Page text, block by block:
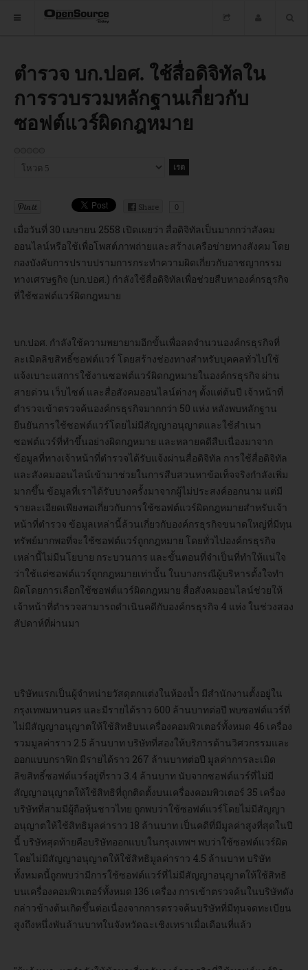
ซอฟต์แวร์
ข่าว
HOME
ซอฟต์แวร์
อบรม
DOWNLOAD
ตำรวจ บก.ปอศ. ใช้สื่อดิจิทัลใน
การรวบรวมหลักฐานเกี่ยวกับ
ซอฟต์แวร์ผิดกฎหมาย
กรุณา
Share
0
เมื่อวันที่ 30 เมษายน 2558 เปิดเผยว่า สื่อดิจิทัลเป็นมากกว่าสังคม
ออนไลน์หรือใช้เพื่อโพสต์ภาพถ่ายและสร้างเครือข่ายทางสังคม โดย
กองบังคับการปราบปรามการกระทำความผิดเกี่ยวกับอาชญากรรม
ทางเศรษฐกิจ (บก.ปอศ.) กำลังใช้สื่อดิจิทัลเพื่อช่วยสืบหาองค์กรธุรกิจ
ที่ใช้ซอฟต์แวร์ผิดกฎหมาย
บก.ปอศ. กำลังใช้ความพยายามอีกขั้นเพื่อลดจำนวนองค์กรธุรกิจที่
ละเมิดลิขสิทธิ์ซอฟต์แวร์ โดยสร้างช่องทางสำหรับบุคคลทั่วไปใช้
แจ้งเบาะแสการใช้งานซอฟต์แวร์ผิดกฎหมายในองค์กรธุรกิจ ผ่าน
สายด่วน เว็บไซต์ และสื่อสังคมออนไลน์ต่างๆ ตั้งแต่ต้นปี เจ้าหน้าที่
ตำรวจเข้าตรวจค้นองค์กรธุรกิจมากกว่า 50 แห่ง หลังพบหลักฐาน
ยืนยันการใช้ซอฟต์แวร์โดยไม่มีสัญญาอนุญาตและใช้สำเนา
ซอฟต์แวร์ที่ทำขึ้นอย่างผิดกฎหมาย และหลายคดีสืบเนื่องมาจาก
ข้อมูลที่ทางเจ้าหน้าที่ตำรวจได้รับแจ้งผ่านสื่อดิจิทัล การใช้สื่อดิจิทัล
และสังคมออนไลน์เข้ามาช่วยในการสืบสวนหาข้อเท็จจริงกำลังเพิ่ม
มากขึ้น ข้อมูลที่เราได้รับบางครั้งมาจากผู้ไม่ประสงค์ออกนาม แต่มี
รายละเอียดเพียงพอเกี่ยวกับการใช้ซอฟต์แวร์ผิดกฎหมายสำหรับเจ้า
หน้าที่ตำรวจ ข้อมูลเหล่านี้ล้วนเกี่ยวกับองค์กรธุรกิจขนาดใหญ่ที่มีทุน
ทรัพย์มากพอที่จะใช้ซอฟต์แวร์ถูกกฎหมาย โดยทั่วไปองค์กรธุรกิจ
เหล่านี้ไม่มีนโยบาย กระบวนการ และขั้นตอนที่จำเป็นที่ทำให้แน่ใจ
ว่าใช้แต่ซอฟต์แวร์ถูกกฎหมายเท่านั้น ในบางกรณีผู้บริหารตั้งใจทำ
ผิดโดยการเลือกใช้ซอฟต์แวร์ผิดกฎหมาย สื่อสังคมออนไลน์ช่วยให้
เจ้าหน้าที่ตำรวจสามารถดำเนินคดีกับองค์กรธุรกิจ 4 แห่ง ในช่วงสอง
สัปดาห์ที่ผ่านมา
บริษัทแรกเป็นผู้จำหน่ายวัสดุตกแต่งในห้องน้ำ มีสำนักงานตั้งอยู่ใน
กรุงเทพมหานคร และมีรายได้ราว 600 ล้านบาทต่อปี พบซอฟต์แวร์ที่
ไม่มีสัญญาอนุญาตให้ใช้สิทธิบนเครื่องคอมพิวเตอร์ทั้งหมด 46 เครื่อง
รวมมูลค่าราว 2.5 ล้านบาท บริษัทที่สองให้บริการด้านวิศวกรรมและ
ออกแบบกราฟิก มีรายได้ราว 267 ล้านบาทต่อปี มูลค่าการละเมิด
ลิขสิทธิ์ซอฟต์แวร์อยู่ที่ราว 3.4 ล้านบาท นับจากซอฟต์แวร์ที่ไม่มี
สัญญาอนุญาตให้ใช้สิทธิที่ถูกติดตั้งบนเครื่องคอมพิวเตอร์ 35 เครื่อง
บริษัทที่สามมีผู้ถือหุ้นชาวไทย ถูกพบว่าใช้ซอฟต์แวร์โดยไม่มีสัญญา
อนุญาตให้ใช้สิทธิมูลค่าราว 18 ล้านบาท เป็นคดีที่มีมูลค่าสูงที่สุดในปี
นี้ บริษัทสุดท้ายคือบริษัทออกแบบในกรุงเทพฯ พบว่าใช้ซอฟต์แวร์ผิด
โดยไม่มีสัญญาอนุญาตให้ใช้สิทธิมูลค่าราว 4.5 ล้านบาท บริษัท
ทั้งหมดนี้ถูกพบว่ามีการใช้ซอฟต์แวร์ที่ไม่มีสัญญาอนุญาตให้ใช้สิทธิ
บนเครื่องคอมพิวเตอร์ทั้งหมด 136 เครื่อง การเข้าตรวจค้นในบริษัทดัง
กล่าวข้างต้นเกิดขึ้นต่อเนื่องจากการตรวจค้นบริษัทที่มีทุนจดทะเบียน
สูงถึงหนึ่งพันล้านบาทในจังหวัดฉะเชิงเทราเมื่อเดือนที่แล้ว